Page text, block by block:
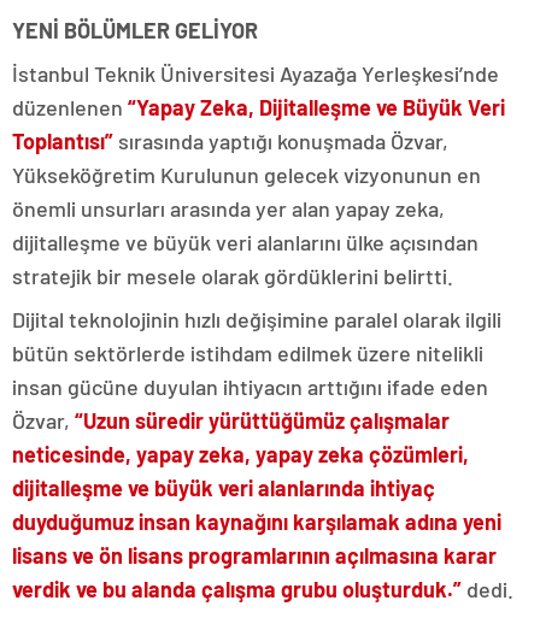
YENİ BÖLÜMLER GELİYOR
İstanbul Teknik Üniversitesi Ayazağa Yerleşkesi’nde
düzenlenen “Yapay Zeka, Dijitalleşme ve Büyük Veri
Toplantısı” sırasında yaptığı konuşmada Özvar,
Yükseköğretim Kurulunun gelecek vizyonunun en
önemli unsurları arasında yer alan yapay zeka,
dijitalleşme ve büyük veri alanlarını ülke açısından
stratejik bir mesele olarak gördüklerini belirtti.
Dijital teknolojinin hızlı değişimine paralel olarak ilgili
bütün sektörlerde istihdam edilmek üzere nitelikli
insan gücüne duyulan ihtiyacın arttığını ifade eden
Özvar, “Uzun süredir yürüttüğümüz çalışmalar
neticesinde, yapay zeka, yapay zeka çözümleri,
dijitalleşme ve büyük veri alanlarında ihtiyaç
duyduğumuz insan kaynağını karşılamak adına yeni
lisans ve ön lisans programlarının açılmasına karar
verdik ve bu alanda çalışma grubu oluşturduk.” dedi.